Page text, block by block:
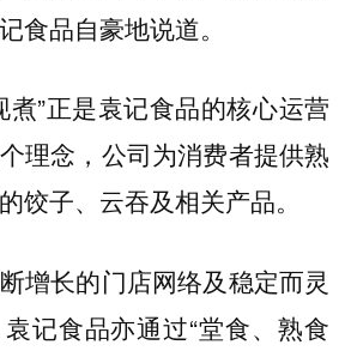
食品自豪地说道。
煮”正是袁记食品的核心运营
理念，公司为消费者提供熟
饺子、云吞及相关产品。
增长的门店网络及稳定而灵
记食品亦通过“堂食、熟食